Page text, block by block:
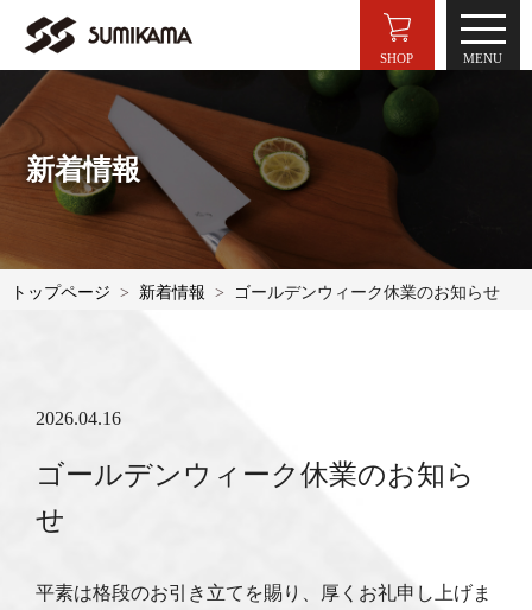
SHOP
新着情報
トップページ 新着情報 ゴールデンウィーク休業のお知らせ
2026.04.16
ゴールデンウィーク休業のお知ら
せ
平素は格段のお引き立てを賜り、厚くお礼申し上げま